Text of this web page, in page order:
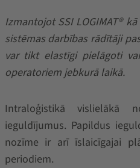
Izmantojot SSI LOGIMAT®
sistēmas darbības rādītāji
var tikt elastīgi pielāgoti
operatoriem jebkurā laikā.
Intraloģistikā vislielākā
ieguldījumus. Papildus
nozīme ir arī īslaicīgajai
periodiem.